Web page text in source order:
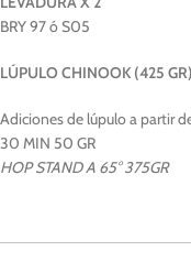
BRY 97 ó S05
LÚPULO CHINOOK (425
Adiciones de lúpulo a partir
30 MIN 50 GR
HOP STAND A 65° 375GR